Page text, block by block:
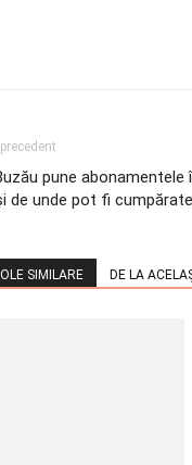
pune abonamentele
de unde pot fi cumpărate
SIMILARE DE LA